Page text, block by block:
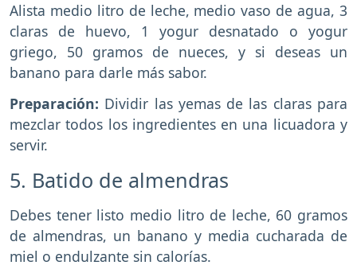
Alista medio litro de leche, medio vaso de agua, 3
claras de huevo, 1 yogur desnatado o yogur
griego, 50 gramos de nueces, y si deseas un
banano para darle más sabor.
Preparación: Dividir las yemas de las claras para
mezclar todos los ingredientes en una licuadora y
servir.
5. Batido de almendras
Debes tener listo medio litro de leche, 60 gramos
de almendras, un banano y media cucharada de
miel o endulzante sin calorías.